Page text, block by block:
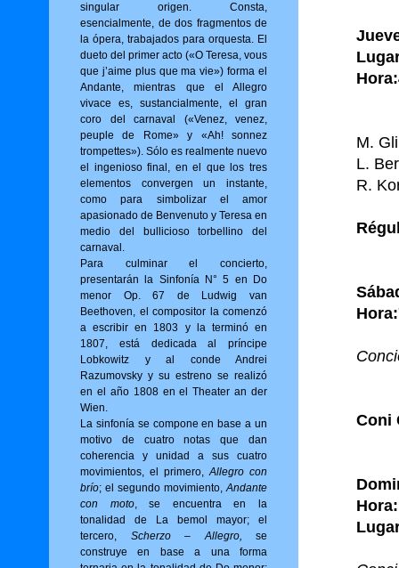
singular origen. Consta,
esencialmente, de dos fragmentos de
la ópera, trabajados para orquesta. El
dueto del primer acto («O Tere­sa, vous
que j’aime plus que ma vie») for­ma el
Andante, mientras que el Allegro
vivace es, sustancialmente, el gran
coro del carnaval («Venez, venez,
peuple de Rome» y «Ah! sonnez
trompettes»). Sólo es realmente nuevo
el ingenioso final, en el que los tres
elementos convergen un instante,
como para simbolizar el amor
apasionado de Benvenuto y Teresa en
medio del bullicioso torbellino del
carnaval.
Para culminar el concierto,
presentarán la Sinfonía N° 5 en Do
menor Op. 67 de Ludwig van
Beethoven, el compositor la comenzó
a escribir en 1803 y la terminó en
1807, está dedicada al príncipe
Lobkowitz y al conde Andrei
Razumovsky y su estreno se realizó
en el año 1808 en el Theater an der
Wien.
La sinfonía se compone en base a un
motivo de cuatro notas que dan
coherencia y unidad a sus cuatro
movimientos, el primero,Allegro con
brío; el segundo movimiento,Andante
con moto, se encuentra en la
tonalidad de La bemol mayor; el
tercero, Scherzo – Allegro, se
construye en base a una forma
M.
L.
R.
Coni